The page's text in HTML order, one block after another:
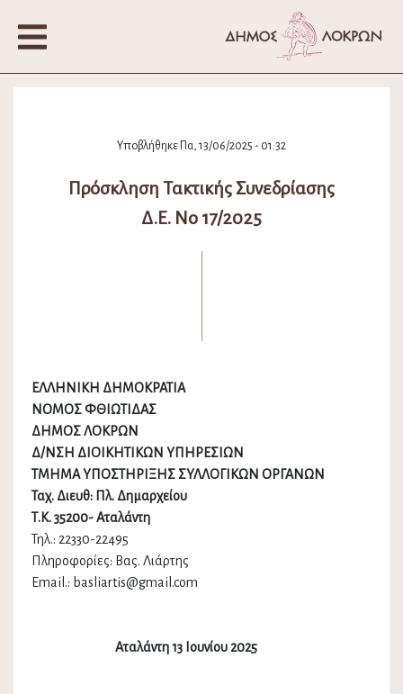
Υποβλήθηκε Πα, 13/06/2025 - 01:32
Πρόσκληση Τακτικής Συνεδρίασης
Δ.Ε. Νο 17/2025
ΕΛΛΗΝΙΚΗ ΔΗΜΟΚΡΑΤΙΑ
ΝΟΜΟΣ ΦΘΙΩΤΙΔΑΣ
ΔΗΜΟΣ ΛΟΚΡΩΝ
Δ/ΝΣΗ ΔΙΟΙΚΗΤΙΚΩΝ ΥΠΗΡΕΣΙΩΝ
ΤΜΗΜΑ ΥΠΟΣΤΗΡΙΞΗΣ ΣΥΛΛΟΓΙΚΩΝ ΟΡΓΑΝΩΝ
Ταχ. Διευθ: Πλ. Δημαρχείου
Τ.Κ. 35200- Αταλάντη
Τηλ.: 22330-22495
Πληροφορίες: Βας. Λιάρτης
Email.: basliartis@gmail.com
Αταλάντη 13 Ιουνίου 2025